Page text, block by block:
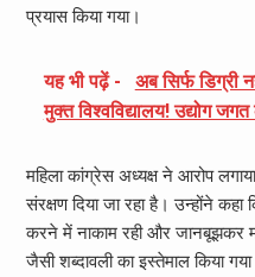
प्रयास किया गया।
यह भी पढ़ें -
अब सिर्फ डिग्री
मुक्त विश्वविद्यालय! उद्योग
महिला कांग्रेस अध्यक्ष ने आरोप
संरक्षण दिया जा रहा है। उन्होंने
करने में नाकाम रही और जानबूझकर
जैसी शब्दावली का इस्तेमाल किया